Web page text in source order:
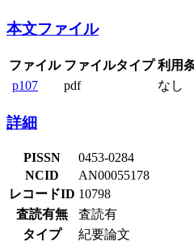
本文ファイル
ファイル ファイルタイプ 利用
p107
pdf なし
詳細
PISSN
0453-0284
NCID
AN00055178
レコードID 10798
査読有無
査読有
タイプ
紀要論文